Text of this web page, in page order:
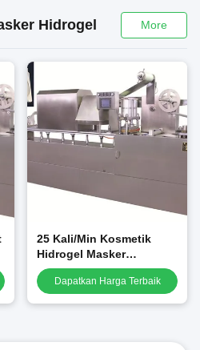
Hidrogel More
25 Kali/Min Kosmetik
Hidrogel Masker
Wajah/Masker Blister
Membuat Mesin GMP
Dapatkan Harga Terbaik